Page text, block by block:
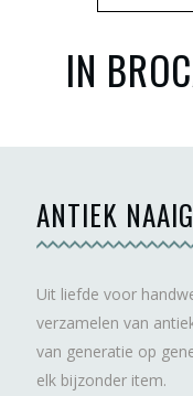
IN
ANTIEK
Uit liefde voor
verzamelen van
van generatie op
elk bijzonder item.